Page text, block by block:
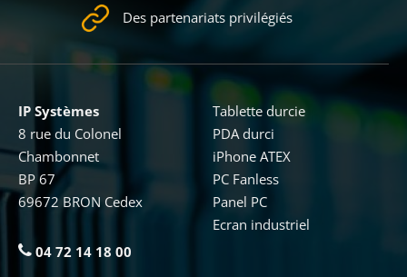
Des partenariats privilégiés
IP Systèmes
8 rue du Colonel
Chambonnet
BP 67
69672 BRON Cedex
04 72 14 18 00
Tablette durcie
PDA durci
iPhone ATEX
PC Fanless
Panel PC
Ecran industriel